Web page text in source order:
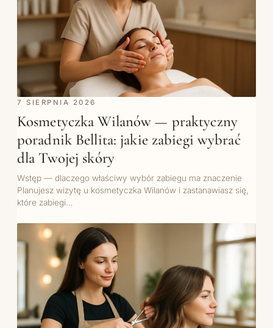
7 SIERPNIA 2026
Kosmetyczka Wilanów — praktyczny
poradnik Bellita: jakie zabiegi wybrać
dla Twojej skóry
Wstęp — dlaczego właściwy wybór zabiegu ma znaczenie
Planujesz wizytę u kosmetyczka Wilanów i zastanawiasz się,
które zabiegi…